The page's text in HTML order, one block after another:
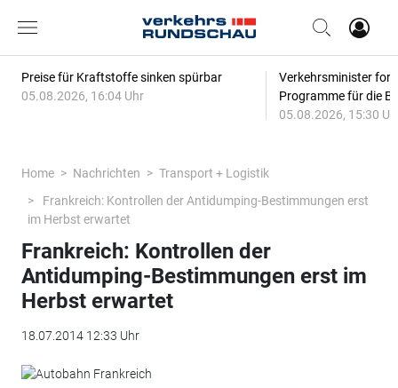
Preise für Kraftstoffe sinken spürbar
05.08.2026, 16:04 Uhr
Verkehrsminister
Programme für die
05.08.2026, 15:30
Home Nachrichten
Transport + Logistik
Frankreich: Kontrollen der Antidumping-Bestimmungen erst
im Herbst erwartet
Frankreich: Kontrollen der
Antidumping-Bestimmungen erst im
Herbst erwartet
18.07.2014 12:33 Uhr